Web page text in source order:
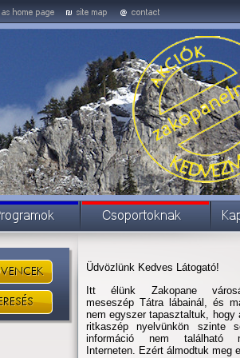
Üdvözlünk Kedves Látogató!
Itt élünk Zakopane
meseszép Tátra lábainál, és
nem egyszer tapasztaltuk, hogy
ritkaszép nyelvünkön szinte
információ nem található
Interneten. Ezért álmodtuk meg